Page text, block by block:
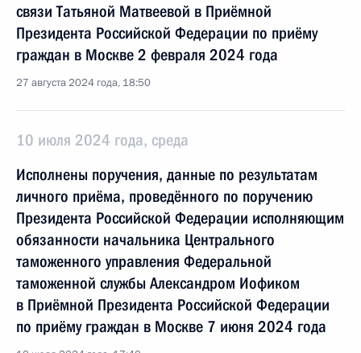
связи Татьяной Матвеевой в Приёмной
Президента Российской Федерации по приёму
граждан в Москве 2 февраля 2024 года
27 августа 2024 года, 18:50
10 июля 2024 года, среда
Исполнены поручения, данные по результатам
личного приёма, проведённого по поручению
Президента Российской Федерации исполняющим
обязанности начальника Центрального
таможенного управления Федеральной
таможенной службы Александром Иофиком
в Приёмной Президента Российской Федерации
по приёму граждан в Москве 7 июня 2024 года